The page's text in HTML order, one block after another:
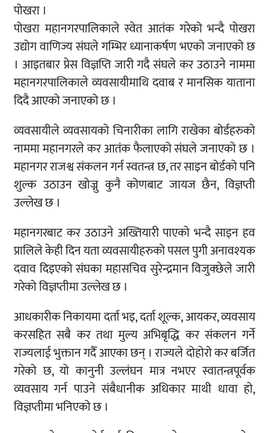
पोखरा ।
पोखरा महानगरपालिकाले स्वेत आतंक गरेको भन्दै पोखरा
उद्योग वाणिज्य संघले गम्भिर ध्यानाकर्षण भएको जनाएको छ
। आइतबार प्रेस विज्ञप्ति जारी गदै संघले कर उठाउने नाममा
महानगरपालिकाले व्यवसायीमाथि दवाब र मानसिक याताना
दिदै आएको जनाएको छ ।
व्यवसायीले व्यवसायको चिनारीका लागि राखेका बोर्डहरुको
नाममा महानगरले कर आतंक फैलाएको संघले जनाएको छ ।
महानगर राजश्व संकलन गर्न स्वतन्त्र छ, तर साइन बोर्डको पनि
शुल्क उठाउन खोज्नु कुनै कोणबाट जायज छैन, विज्ञप्ती
उल्लेख छ ।
महानगरबाट कर उठाउने अख्तियारी पाएको भन्दै साइन हव
प्रालिले केही दिन यता व्यवसायीहरुको पसल पुगी अनावश्यक
दवाव दिइएको संघका महासचिव सुरेन्द्रमान विजुक्छेले जारी
गरेको विज्ञप्तीमा उल्लेख छ ।
आधकारीक निकायमा दर्ता भइ, दर्ता शूल्क, आयकर, व्यवसाय
करसहित सबै कर तथा मुल्य अभिबृद्धि कर संकलन गर्ने
राज्यलाई भुक्तान गदैँ आएका छन् । राज्यले दोहोरो कर बर्जित
गरेको छ, यो कानुनी उल्लंघन मात्र नभएर स्वातन्त्रपूर्वक
व्यवसाय गर्न पाउने संबैधानीक अधिकार माथी धावा हो,
विज्ञप्तीमा भनिएको छ ।